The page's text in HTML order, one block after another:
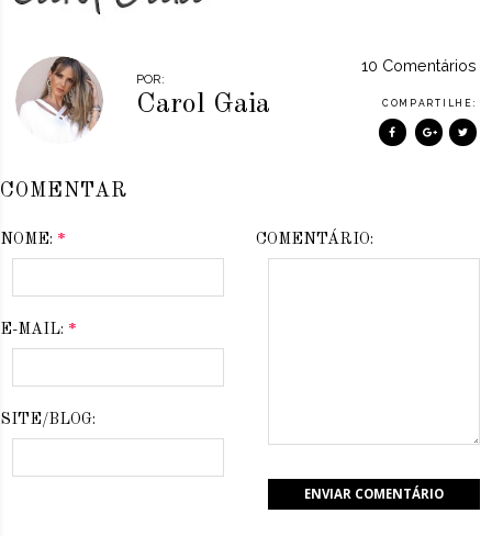
POR:
Carol Gaia
10 Comentários
COMPARTILHE:
COMENTAR
NOME: *
E-MAIL: *
SITE/BLOG:
COMENTÁRIO: